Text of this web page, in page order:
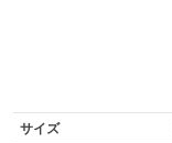
サイズ